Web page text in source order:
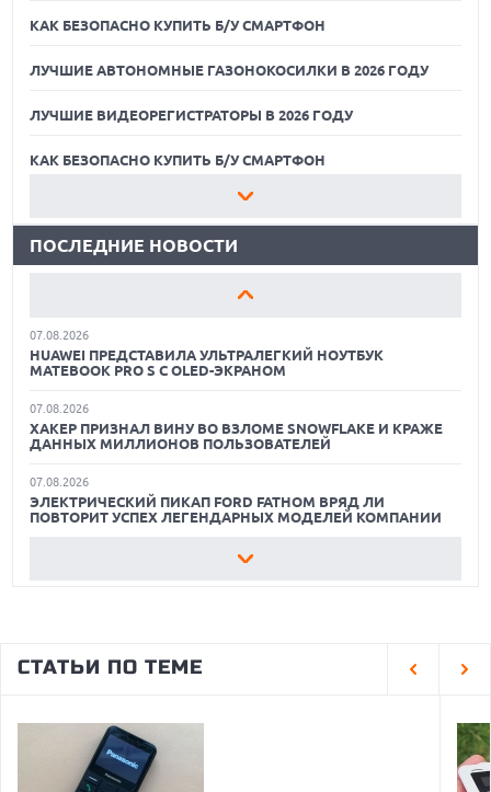
КАК БЕЗОПАСНО КУПИТЬ Б/У СМАРТФОН
ЛУЧШИЕ АВТОНОМНЫЕ ГАЗОНОКОСИЛКИ В 2026 ГОДУ
ЛУЧШИЕ ВИДЕОРЕГИСТРАТОРЫ В 2026 ГОДУ
КАК БЕЗОПАСНО КУПИТЬ Б/У СМАРТФОН
ЛУЧШИЕ АВТОНОМНЫЕ ГАЗОНОКОСИЛКИ В 2026 ГОДУ
ЛУЧШИЕ ВИДЕОРЕГИСТРАТОРЫ В 2026 ГОДУ
КАК БЕЗОПАСНО КУПИТЬ Б/У СМАРТФОН
ЛУЧШИЕ АВТОНОМНЫЕ ГАЗОНОКОСИЛКИ В 2026 ГОДУ
КАК БЕЗОПАСНО КУПИТЬ Б/У СМАРТФОН
ПОСЛЕДНИЕ НОВОСТИ
07.08.2026
НА КЕЙСЕ ДЛЯ УПРАВЛЕНИЯ МУЗЫКОЙ
КАМЕРЫ В СМАРТФОНАХ PIXEL 11 PRO
07.08.2026
HUAWEI ПРЕДСТАВИЛА УЛЬТРАЛЕГКИЙ НОУТБУК
MATEBOOK PRO S С OLED-ЭКРАНОМ
07.08.2026
ХАКЕР ПРИЗНАЛ ВИНУ ВО ВЗЛОМЕ SNOWFLAKE И КРАЖЕ
ДАННЫХ МИЛЛИОНОВ ПОЛЬЗОВАТЕЛЕЙ
07.08.2026
ЭЛЕКТРИЧЕСКИЙ ПИКАП FORD FATHOM ВРЯД ЛИ
ПОВТОРИТ УСПЕХ ЛЕГЕНДАРНЫХ МОДЕЛЕЙ КОМПАНИИ
БАТАРЕЕЙ И ВСТРОЕННЫМ ВЕНТИЛЯТОРОМ
ГЛОБАЛЬНЫЙ СПАД РЫНКА ПЛАНШЕТОВ В 2026 ГОДУ И
НЕОЖИДАННЫЙ РОСТ LENOVO
07.08.2026
СТАТЬИ ПО ТЕМЕ